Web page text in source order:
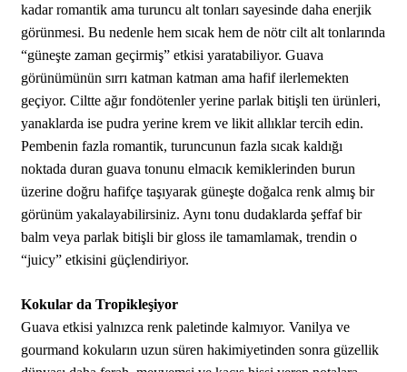
kadar romantik ama turuncu alt tonları sayesinde daha enerjik
görünmesi. Bu nedenle hem sıcak hem de nötr cilt alt tonlarında
“güneşte zaman geçirmiş” etkisi yaratabiliyor. Guava
görünümünün sırrı katman katman ama hafif ilerlemekten
geçiyor. Ciltte ağır fondötenler yerine parlak bitişli ten ürünleri,
yanaklarda ise pudra yerine krem ve likit allıklar tercih edin.
Pembenin fazla romantik, turuncunun fazla sıcak kaldığı
noktada duran guava tonunu elmacık kemiklerinden burun
üzerine doğru hafifçe taşıyarak güneşte doğalca renk almış bir
görünüm yakalayabilirsiniz. Aynı tonu dudaklarda şeffaf bir
balm veya parlak bitişli bir gloss ile tamamlamak, trendin o
“juicy” etkisini güçlendiriyor.
Kokular da Tropikleşiyor
Guava etkisi yalnızca renk paletinde kalmıyor. Vanilya ve
gourmand kokuların uzun süren hakimiyetinden sonra güzellik